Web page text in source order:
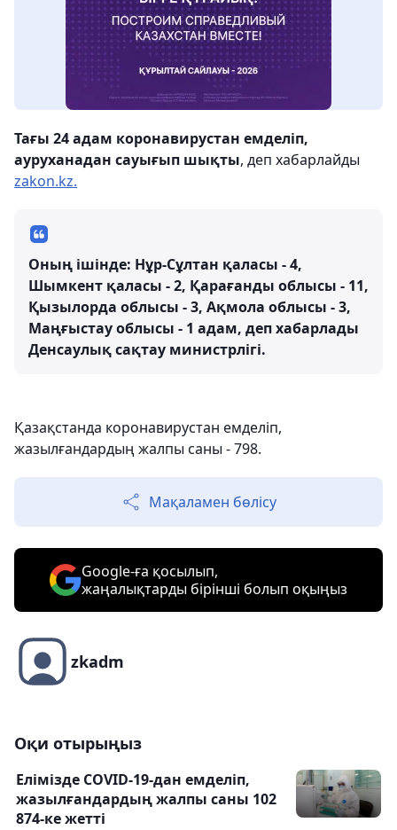
Тағы 24 адам коронавирустан емделіп,
ауруханадан сауығып шықты, деп хабарлайды
zakon.kz.
Оның ішінде: Нұр-Сұлтан қаласы - 4,
Шымкент қаласы - 2, Қарағанды ​​облысы - 11,
Қызылорда облысы - 3, Ақмола облысы - 3,
Маңғыстау облысы - 1 адам, деп хабарлады
Денсаулық сақтау министрлігі.
Қазақстанда коронавирустан емделіп,
жазылғандардың жалпы саны - 798.
Мақаламен бөлісу
Google-ға қосылып,
жаңалықтарды бірінші болып оқыңыз
zkadm
Оқи отырыңыз
Елімізде COVID-19-дан емделіп,
жазылғандардың жалпы саны 102
874-ке жетті